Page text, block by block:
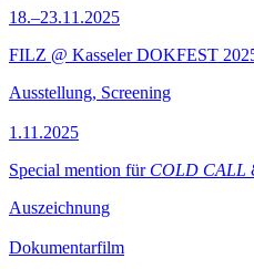
18.–23.11.2025
FILZ @ Kasseler DOKFEST
Ausstellung, Screening
1.11.2025
Special mention für COLD CALL
Auszeichnung
Dokumentarfilm